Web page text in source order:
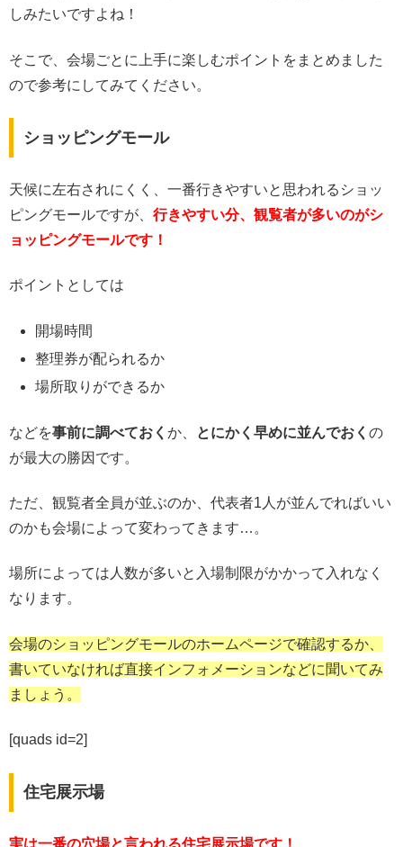
しみたいですよね！
そこで、会場ごとに上手に楽しむポイントをまとめました
ので参考にしてみてください。
ショッピングモール
天候に左右されにくく、一番行きやすいと思われるショッ
ピングモールですが、 行きやすい分、観覧者が多いのがシ
ョッピングモールです！
ポイントとしては
開場時間
整理券が配られるか
場所取りができるか
などを事前に調べておく か、 とにかく早めに並んでおく の
が最大の勝因です。
ただ、観覧者全員が並ぶのか、代表者1人が並んでればいい
のかも会場によって変わってきます…。
場所によっては人数が多いと入場制限がかかって入れなく
なります。
会場のショッピングモールのホームページで確認するか、
書いていなければ直接インフォメーションなどに聞いてみ
ましょう。
[quads id=2]
住宅展示場